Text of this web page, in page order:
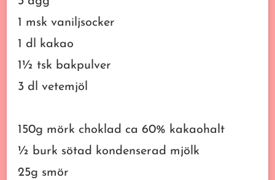
1 msk vaniljsocker
1 dl kakao
1½ tsk bakpulver
3 dl vetemjöl
150g mörk choklad ca 60% kakaohalt
½ burk sötad kondenserad mjölk
25g smör